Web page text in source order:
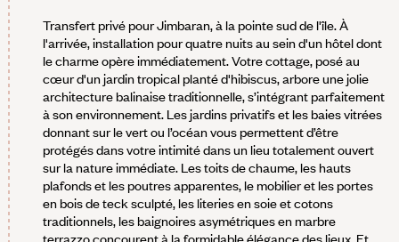
Transfert privé pour Jimbaran, à la pointe sud de l'île. À
l'arrivée, installation pour quatre nuits au sein d'un hôtel dont
le charme opère immédiatement. Votre cottage, posé au
cœur d'un jardin tropical planté d'hibiscus, arbore une jolie
architecture balinaise traditionnelle, s’intégrant parfaitement
à son environnement. Les jardins privatifs et les baies vitrées
donnant sur le vert ou l’océan vous permettent d’être
protégés dans votre intimité dans un lieu totalement ouvert
sur la nature immédiate. Les toits de chaume, les hauts
plafonds et les poutres apparentes, le mobilier et les portes
en bois de teck sculpté, les literies en soie et cotons
traditionnels, les baignoires asymétriques en marbre
terrazzo concourent à la formidable élégance des lieux. Et